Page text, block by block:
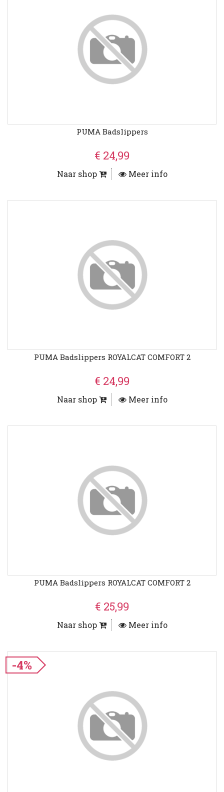
PUMA Badslippers
€ 24,99
Naar shop Meer info
PUMA Badslippers ROYALCAT COMFORT 2
€ 24,99
Naar shop Meer info
PUMA Badslippers ROYALCAT COMFORT 2
€ 25,99
Naar shop Meer info
-4%